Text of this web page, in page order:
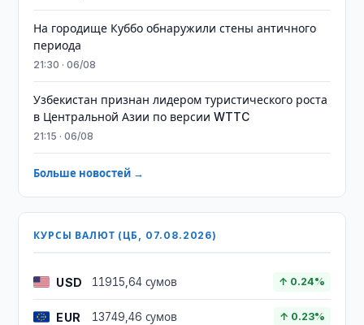
На городище Куббо обнаружили стены античного
периода
21:30 · 06/08
Узбекистан признан лидером туристического роста
в Центральной Азии по версии WTTC
21:15 · 06/08
Больше новостей →
КУРСЫ ВАЛЮТ (ЦБ, 07.08.2026)
USD 11915,64 сумов ↑ 0.24%
EUR 13749,46 сумов ↑ 0.23%